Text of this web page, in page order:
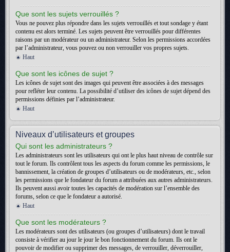
Que sont les sujets verrouillés ?
Vous ne pouvez plus répondre dans les sujets verrouillés et tout sondage y étant
contenu est alors terminé. Les sujets peuvent être verrouillés pour différentes
raisons par un modérateur ou un administrateur. Selon les permissions accordées
par l’administrateur, vous pouvez ou non verrouiller vos propres sujets.
Haut
Que sont les icônes de sujet ?
Les icônes de sujet sont des images qui peuvent être associées à des messages
pour refléter leur contenu. La possibilité d’utiliser des icônes de sujet dépend des
permissions définies par l’administrateur.
Haut
Niveaux d’utilisateurs et groupes
Qui sont les administrateurs ?
Les administrateurs sont les utilisateurs qui ont le plus haut niveau de contrôle sur
tout le forum. Ils contrôlent tous les aspects du forum comme les permissions, le
bannissement, la création de groupes d’utilisateurs ou de modérateurs, etc., selon
les permissions que le fondateur du forum a attribuées aux autres administrateurs.
Ils peuvent aussi avoir toutes les capacités de modération sur l’ensemble des
forums, selon ce que le fondateur a autorisé.
Haut
Que sont les modérateurs ?
Les modérateurs sont des utilisateurs (ou groupes d’utilisateurs) dont le travail
consiste à vérifier au jour le jour le bon fonctionnement du forum. Ils ont le
pouvoir de modifier ou supprimer des messages, de verrouiller, déverrouiller,